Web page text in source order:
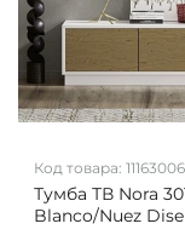
Код товара: 11163006
Тумба ТВ Nora
Blanco/Nuez